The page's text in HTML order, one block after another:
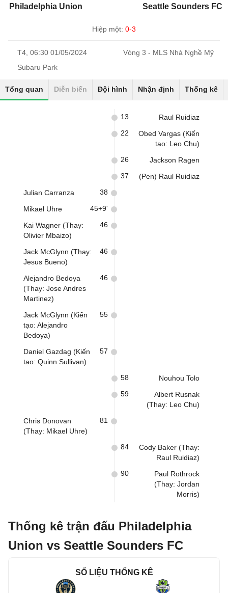
Philadelphia Union Seattle Sounders FC
Hiệp một: 0-3
T4, 06:30 01/05/2024
Vòng 3 - MLS Nhà Nghề Mỹ
Subaru Park
Tổng quan Diễn biến Đội hình Nhận định Thống kê
Raul Ruidiaz
13
Obed Vargas (Kiến
tạo: Leo Chu)
22
Jackson Ragen
26
(Pen) Raul Ruidiaz
37
Julian Carranza 38
Mikael Uhre 45+9'
Kai Wagner (Thay:
Olivier Mbaizo)
46
Jack McGlynn (Thay:
Jesus Bueno)
46
Alejandro Bedoya
(Thay: Jose Andres
Martinez)
46
Jack McGlynn (Kiến
tạo: Alejandro
Bedoya)
55
Daniel Gazdag (Kiến
tạo: Quinn Sullivan)
57
Nouhou Tolo
58
Albert Rusnak
(Thay: Leo Chu)
59
Chris Donovan
(Thay: Mikael Uhre)
81
Cody Baker (Thay:
Raul Ruidiaz)
84
Paul Rothrock
(Thay: Jordan
Morris)
90
Thống kê trận đấu Philadelphia
Union vs Seattle Sounders FC
SỐ LIỆU THỐNG KÊ